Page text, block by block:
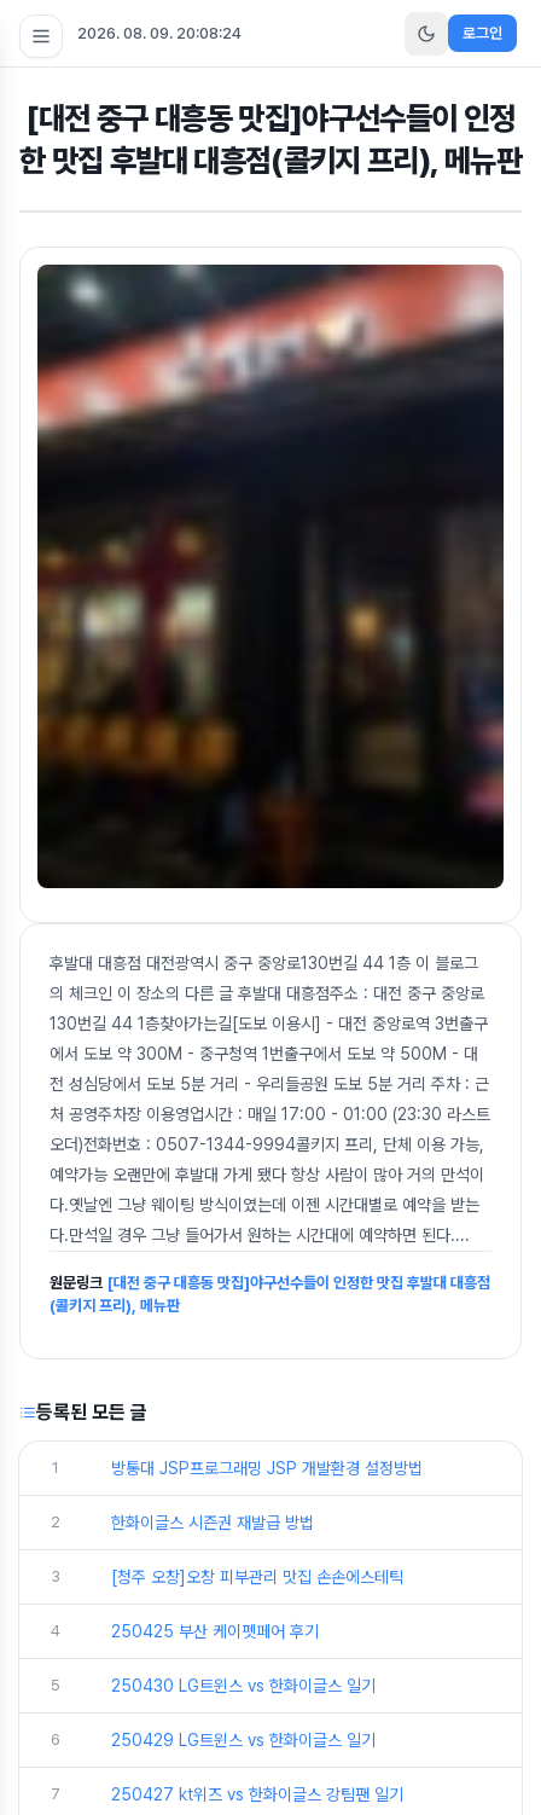
2026. 08. 09. 20:08:25 로그인
[대전 중구 대흥동 맛집]야구선수들이 인정
한 맛집 후발대 대흥점(콜키지 프리), 메뉴판
후발대 대흥점 대전광역시 중구 중앙로130번길 44 1층 이 블로그
의 체크인 이 장소의 다른 글 후발대 대흥점주소 : 대전 중구 중앙로
130번길 44 1층찾아가는길[도보 이용시] - 대전 중앙로역 3번출구
에서 도보 약 300M - 중구청역 1번출구에서 도보 약 500M - 대
전 성심당에서 도보 5분 거리 - 우리들공원 도보 5분 거리 주차 : 근
처 공영주차장 이용영업시간 : 매일 17:00 - 01:00 (23:30 라스트
오더)전화번호 : 0507-1344-9994콜키지 프리, 단체 이용 가능,
예약가능 오랜만에 후발대 가게 됐다 항상 사람이 많아 거의 만석이
다.옛날엔 그냥 웨이팅 방식이였는데 이젠 시간대별로 예약을 받는
다.만석일 경우 그냥 들어가서 원하는 시간대에 예약하면 된다....
원문링크 [대전 중구 대흥동 맛집]야구선수들이 인정한 맛집 후발대 대흥점
(콜키지 프리), 메뉴판
등록된 모든 글
1 방통대 JSP프로그래밍 JSP 개발환경 설정방법
2 한화이글스 시즌권 재발급 방법
3 [청주 오창]오창 피부관리 맛집 손손에스테틱
4 250425 부산 케이펫페어 후기
5 250430 LG트윈스 vs 한화이글스 일기
6 250429 LG트윈스 vs 한화이글스 일기
7 250427 kt위즈 vs 한화이글스 강팀팬 일기